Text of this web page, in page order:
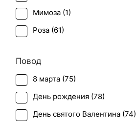
Мимоза (1)
Роза (61)
Ромашка (
Статица ( 1)
Тюльпан (1)
Хризантема (1)
Повод
8 марта (75)
День рождения (78)
День святого Валентина (74)